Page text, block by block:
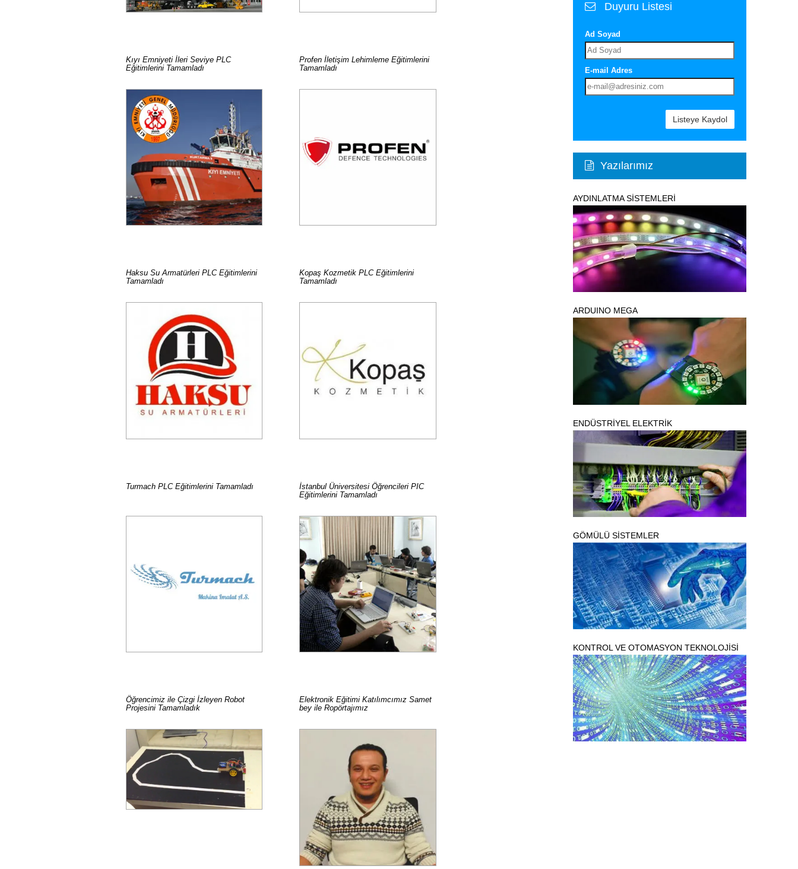
Kıyı Emniyeti İleri Seviye PLC
Eğitimlerini Tamamladı
Profen İletişim Lehimleme Eğitimlerini
Tamamladı
Haksu Su Armatürleri PLC Eğitimlerini
Tamamladı
Kopaş Kozmetik PLC Eğitimlerini
Tamamladı
Turmach PLC Eğitimlerini Tamamladı
İstanbul Üniversitesi Öğrencileri PIC
Eğitimlerini Tamamladı
Öğrencimiz ile Çizgi İzleyen Robot
Projesini Tamamladık
Elektronik Eğitimi Katılımcımız Samet
bey ile Ropörtajımız
Duyuru Listesi
Ad Soyad
E-mail Adres
Listeye Kaydol
Yazılarımız
AYDINLATMA SİSTEMLERİ
ARDUINO MEGA
ENDÜSTRİYEL ELEKTRİK
GÖMÜLÜ SİSTEMLER
KONTROL VE OTOMASYON TEKNOLOJİSİ